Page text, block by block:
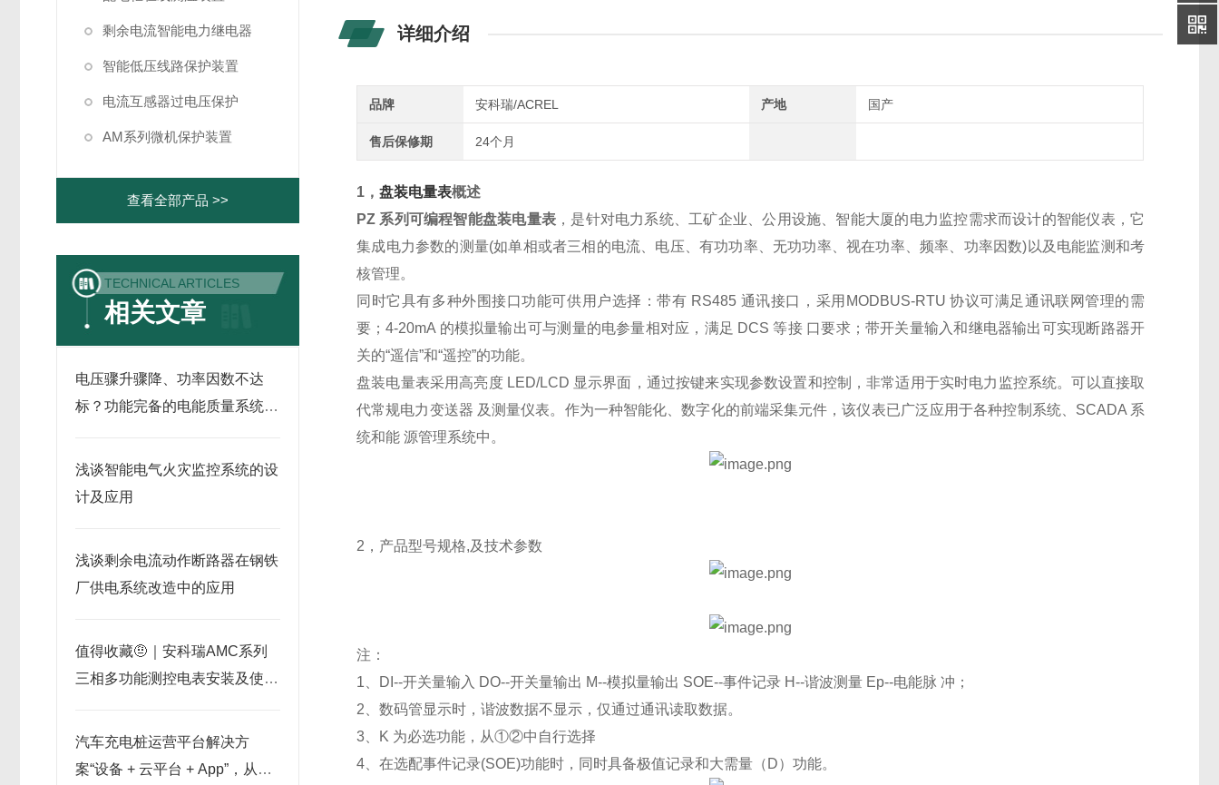
剩余电流智能电力继电器
智能低压线路保护装置
电流互感器过电压保护
AM系列微机保护装置
查看全部产品 >>
TECHNICAL ARTICLES
相关文章
电压骤升骤降、功率因数不达
标？功能完备的电能质量系统平
浅谈智能电气火灾监控系统的设
计及应用
浅谈剩余电流动作断路器在钢铁
厂供电系统改造中的应用
值得收藏🤨｜安科瑞AMC系列
三相多功能测控电表安装及使用
汽车充电桩运营平台解决方
案“设备 + 云平台 + App”，从采
详细介绍
品牌 安科瑞/ACREL 产地 国产
售后保修期 24个月
1，盘装电量表概述
PZ 系列可编程智能盘装电量表 ，是针对电力系统、工矿企业、公用设施、智能大厦的电力监控需求而设计的智能仪表，它
集成电力参数的测量(如单相或者三相的电流、电压、有功功率、无功功率、视在功率、频率、功率因数)以及电能监测和考
核管理。
同时它具有多种外围接口功能可供用户选择：带有 RS485 通讯接口，采用MODBUS-RTU 协议可满足通讯联网管理的需
要；4-20mA 的模拟量输出可与测量的电参量相对应，满足 DCS 等接 口要求；带开关量输入和继电器输出可实现断路器开
关的“遥信”和“遥控”的功能。
盘装电量表采用高亮度 LED/LCD 显示界面，通过按键来实现参数设置和控制，非常适用于实时电力监控系统。可以直接取
代常规电力变送器 及测量仪表。作为一种智能化、数字化的前端采集元件，该仪表已广泛应用于各种控制系统、SCADA 系
统和能 源管理系统中。
2，产品型号规格,及技术参数
注：
1、DI--开关量输入 DO--开关量输出 M--模拟量输出 SOE--事件记录 H--谐波测量 Ep--电能脉 冲；
2、数码管显示时，谐波数据不显示，仅通过通讯读取数据。
3、K 为必选功能，从①②中自行选择
4、在选配事件记录(SOE)功能时，同时具备极值记录和大需量（D）功能。